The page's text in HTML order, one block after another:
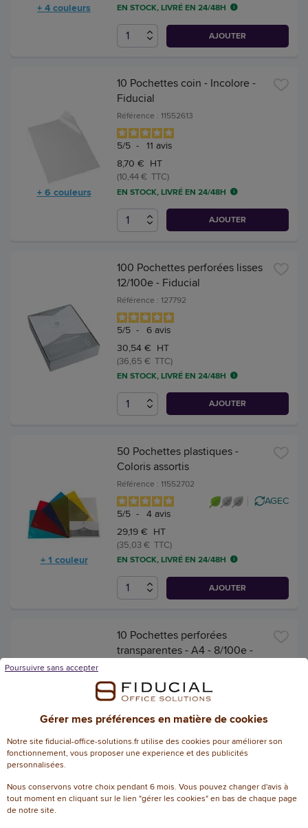
+ 4 couleurs
EN STOCK, LIVRÉ EN 24/48H
AJOUTER
+ 6 couleurs
10 Pochettes coin - Incolore -
Fiducial
Référence : 11552613
5/5 - 11 avis
8,70 € HT
(10,44 € TTC)
EN STOCK, LIVRÉ EN 24/48H
AJOUTER
100 Pochettes perforées lisses
12/100e - Fiducial
Référence : 127792
5/5 - 6 avis
30,54 € HT
(36,65 € TTC)
EN STOCK, LIVRÉ EN 24/48H
AJOUTER
+ 1 couleur
50 Pochettes plastiques -
Coloris assortis
Référence : 11552702
5/5 - 4 avis
AGEC
29,19 € HT
(35,03 € TTC)
EN STOCK, LIVRÉ EN 24/48H
AJOUTER
10 Pochettes perforées
transparentes - A4 - 8/100e -
Référence : 119439
5
(2,62 € TTC)
EN STOCK, LIVRÉ EN 24/48H
AJOUTER
Gérer mes préférences en matière de cookies
Notre site fiducial-office-solutions.fr utilise des cookies pour améliorer son
fonctionnement, vous proposer une experience et des publicités
personnalisées.
Nous conservons votre choix pendant 6 mois. Vous pouvez changer d'avis à
tout moment en cliquant sur le lien "gérer les cookies" en bas de chaque page
de notre site.
Poursuivre sans accepter